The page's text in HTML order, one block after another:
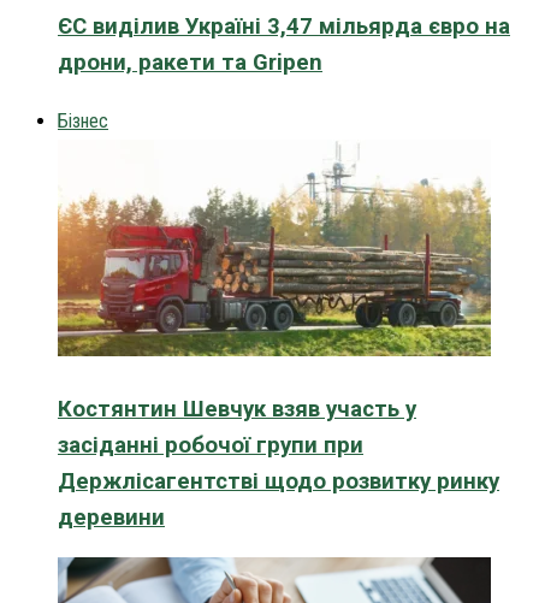
ЄС виділив Україні 3,47 мільярда євро на
дрони, ракети та Gripen
Бізнес
Костянтин Шевчук взяв участь у
засіданні робочої групи при
Держлісагентстві щодо розвитку ринку
деревини